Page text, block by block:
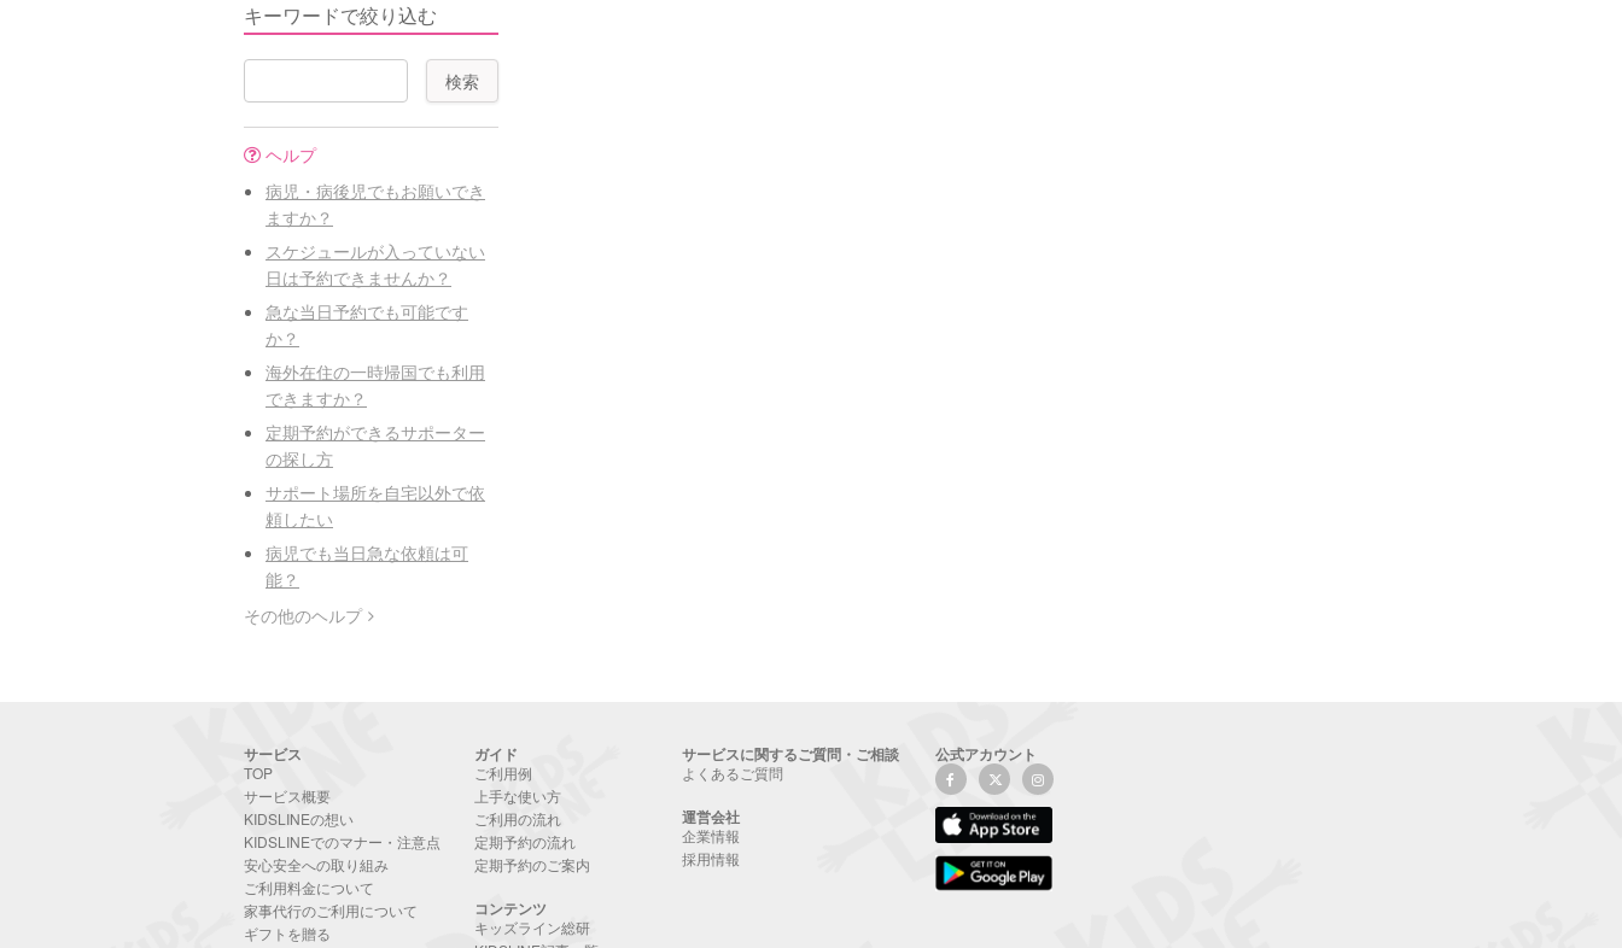
キーワードで絞り込む
ヘルプ
病児・病後児でもお願いでき
ますか？
スケジュールが入っていない
日は予約できませんか？
急な当日予約でも可能です
か？
海外在住の一時帰国でも利用
できますか？
定期予約ができるサポーター
の探し方
サポート場所を自宅以外で依
頼したい
病児でも当日急な依頼は可
能？
その他のヘルプ
サービス
TOP
サービス概要
KIDSLINEの想い
KIDSLINEでのマナー・注意点
安心安全への取り組み
ご利用料金について
家事代行のご利用について
ギフトを贈る
ガイド
ご利用例
上手な使い方
ご利用の流れ
定期予約の流れ
定期予約のご案内
コンテンツ
キッズライン総研
サービスに関するご質問・ご相談
よくあるご質問
運営会社
企業情報
採用情報
公式アカウント